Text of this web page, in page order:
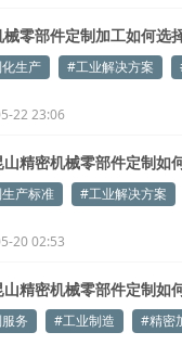
零部件定制加工如何选
生产 #工业解决方案
22 23:06
精密机械零部件定制如
产标准 #工业解决方案
20 02:53
精密机械零部件定制如
务 #工业制造 #精密